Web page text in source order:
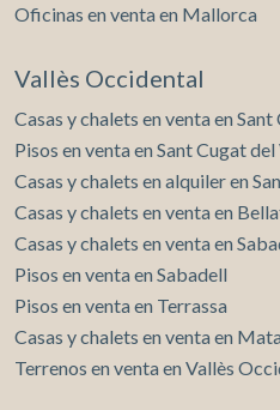
Oficinas en venta en Mallorca
Vallès Occidental
Casas y chalets en venta en
Pisos en venta en Sant Cugat del
Casas y chalets en alquiler en
Casas y chalets en venta en
Casas y chalets en venta en
Pisos en venta en Sabadell
Pisos en venta en Terrassa
Casas y chalets en venta en
Terrenos en venta en Vallès